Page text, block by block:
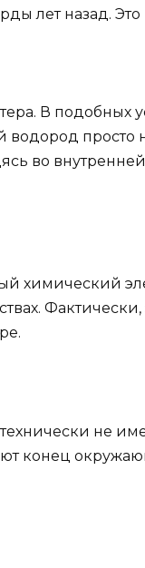
лет назад.
В подобных
просто
во
химический
не
конец